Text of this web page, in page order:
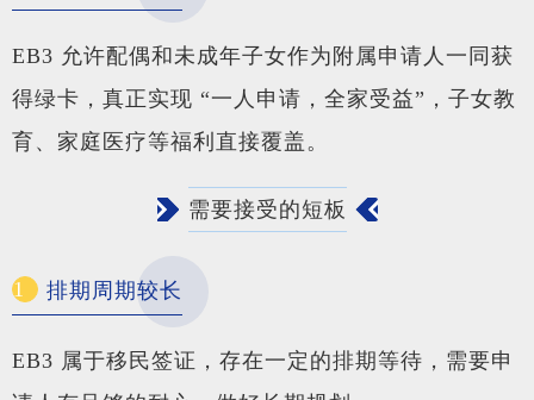
EB3 允许配偶和未成年子女作为附属申请人一同获
得绿卡，真正实现 “一人申请，全家受益”，子女教
育、家庭医疗等福利直接覆盖。
需要接受的短板
1 排期周期较长
EB3 属于移民签证，存在一定的排期等待，需要申